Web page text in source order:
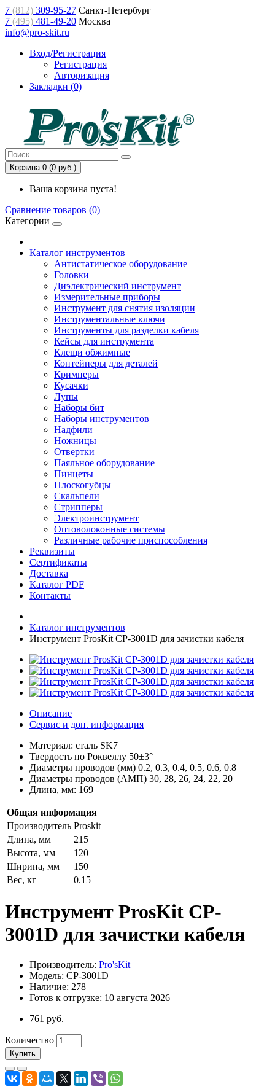
7 (812) 309-95-27 Санкт-Петербург
7 (495) 481-49-20 Москва
info@pro-skit.ru
Вход/Регистрация
Регистрация
Авторизация
Закладки (0)
Корзина 0 (0 руб.)
Ваша корзина пуста!
Сравнение товаров (0)
Категории
Каталог инструментов
Антистатическое оборудование
Головки
Диэлектрический инструмент
Измерительные приборы
Инструмент для снятия изоляции
Инструментальные ключи
Инструменты для разделки кабеля
Кейсы для инструмента
Клещи обжимные
Контейнеры для деталей
Кримперы
Кусачки
Лупы
Наборы бит
Наборы инструментов
Надфили
Ножницы
Отвертки
Паяльное оборудование
Пинцеты
Плоскогубцы
Скальпели
Стрипперы
Электроинструмент
Оптоволоконные системы
Различные рабочие приспособления
Реквизиты
Сертификаты
Доставка
Каталог PDF
Контакты
Каталог инструментов
Инструмент ProsKit CP-3001D для зачистки кабеля
Описание
Сервис и доп. информация
Материал: сталь SK7
Твердость по Роквеллу 50±3°
Диаметры проводов (мм) 0.2, 0.3, 0.4, 0.5, 0.6, 0.8
Диаметры проводов (АМП) 30, 28, 26, 24, 22, 20
Длина, мм: 169
Общая информация
Производитель Proskit
Длина, мм
215
Высота, мм
120
Ширина, мм
150
Вес, кг
0.15
Инструмент ProsKit CP-
3001D для зачистки кабеля
Производитель: Pro'sKit
Модель: CP-3001D
Наличие: 278
Готов к отгрузке: 10 августа 2026
761 руб.
Количество
Купить